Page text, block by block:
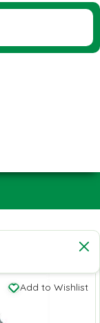
Add to Wishlist